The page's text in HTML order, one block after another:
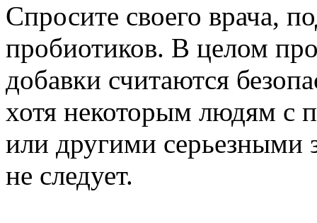
Спросите своего врача,
пробиотиков. В целом
добавки считаются
хотя некоторым людям с
или другими серьезными
не следует.